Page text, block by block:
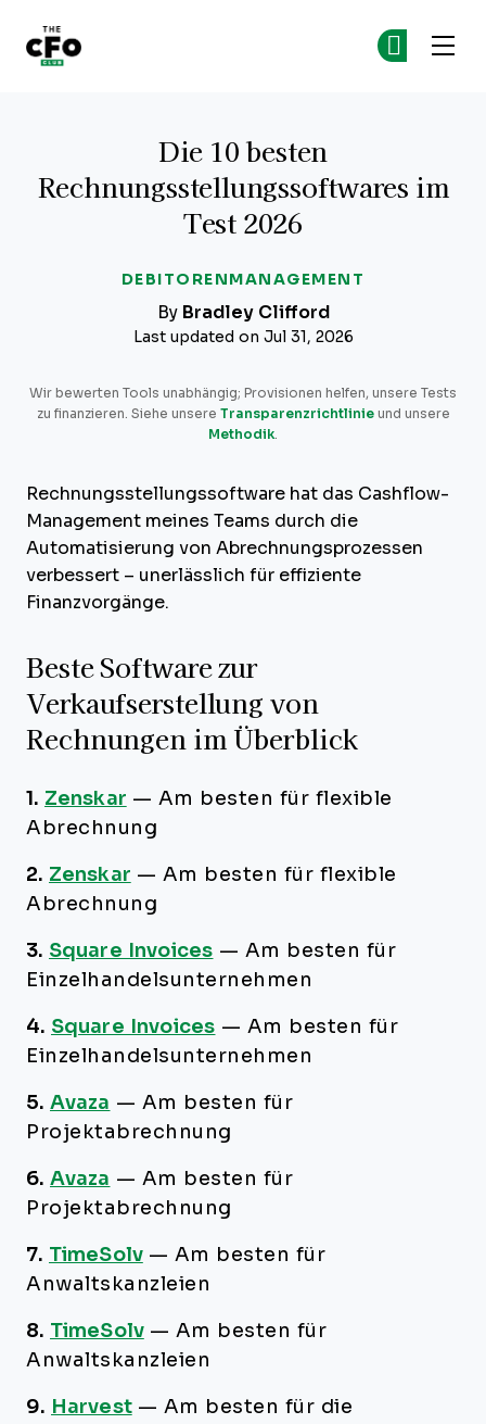
DEBITORENMANAGEMENT
Die 10 besten
Rechnungsstellungssoftwares im
Test 2026
By Bradley Clifford
Last updated on Jul 31, 2026
Wir bewerten Tools unabhängig; Provisionen helfen, unsere Tests
zu finanzieren. Siehe unsere Transparenzrichtlinieund unsere
Methodik.
Rechnungsstellungssoftware hat das Cashflow-
Management meines Teams durch die
Automatisierung von Abrechnungsprozessen
verbessert – unerlässlich für effiziente
Finanzvorgänge.
Beste Software zur
Verkaufserstellung von
Rechnungen im Überblick
1. Zenskar — Am besten für flexible
Abrechnung
2. Zenskar — Am besten für flexible
Abrechnung
3. Square Invoices — Am besten für
Einzelhandelsunternehmen
4. Square Invoices — Am besten für
Einzelhandelsunternehmen
5. Avaza — Am besten für
Projektabrechnung
6. Avaza — Am besten für
Projektabrechnung
7. TimeSolv — Am besten für
Anwaltskanzleien
8. TimeSolv — Am besten für
Anwaltskanzleien
9. Harvest — Am besten für die